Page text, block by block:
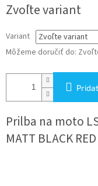
cena:
Zvoľte variant
Variant
Môžeme doručiť do:
Prilba na moto
MATT BLACK RED